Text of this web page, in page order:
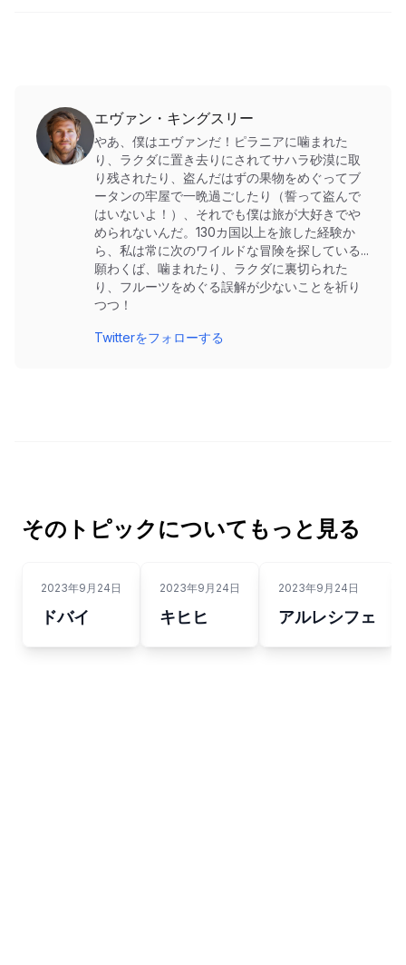
エヴァン・キングスリー
やあ、僕はエヴァンだ！ピラニアに噛まれた
り、ラクダに置き去りにされてサハラ砂漠に取
り残されたり、盗んだはずの果物をめぐってブ
ータンの牢屋で一晩過ごしたり（誓って盗んで
はいないよ！）、それでも僕は旅が大好きでや
められないんだ。130カ国以上を旅した経験か
ら、私は常に次のワイルドな冒険を探している...
願わくば、噛まれたり、ラクダに裏切られた
り、フルーツをめぐる誤解が少ないことを祈り
つつ！
Twitterをフォローする
そのトピックについてもっと見る
2023年9月24日
ドバイ
2023年9月24日
キヒヒ
2023年9月24日
アルレシフェ